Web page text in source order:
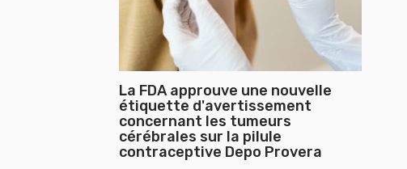
La FDA approuve une nouvelle
étiquette d'avertissement
concernant les tumeurs
cérébrales sur la pilule
contraceptive Depo Provera